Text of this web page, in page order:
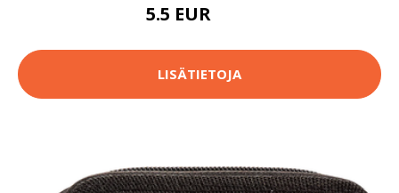
5.5 EUR
LISÄTIETOJA